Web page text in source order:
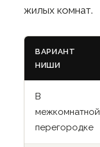
жилых комнат.
ВАРИАНТ
НИШИ
В
межкомнатной
перегородке